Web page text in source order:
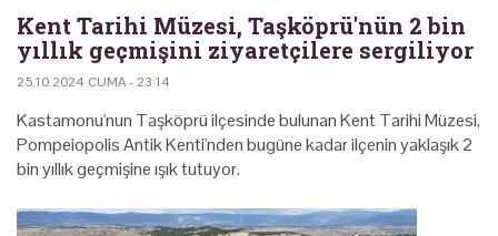
Kent Tarihi Müzesi, Taşköprü'nün 2 bin
yıllık geçmişini ziyaretçilere sergiliyor
25.10.2024 CUMA - 23:14
Kastamonu'nun Taşköprü ilçesinde bulunan Kent Tarihi Müzesi,
Pompeiopolis Antik Kenti'nden bugüne kadar ilçenin yaklaşık 2
bin yıllık geçmişine ışık tutuyor.